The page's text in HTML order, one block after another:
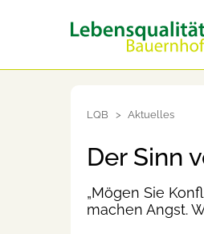
LQB Aktuelles
Der Sinn
„Mögen Sie
machen Angst.